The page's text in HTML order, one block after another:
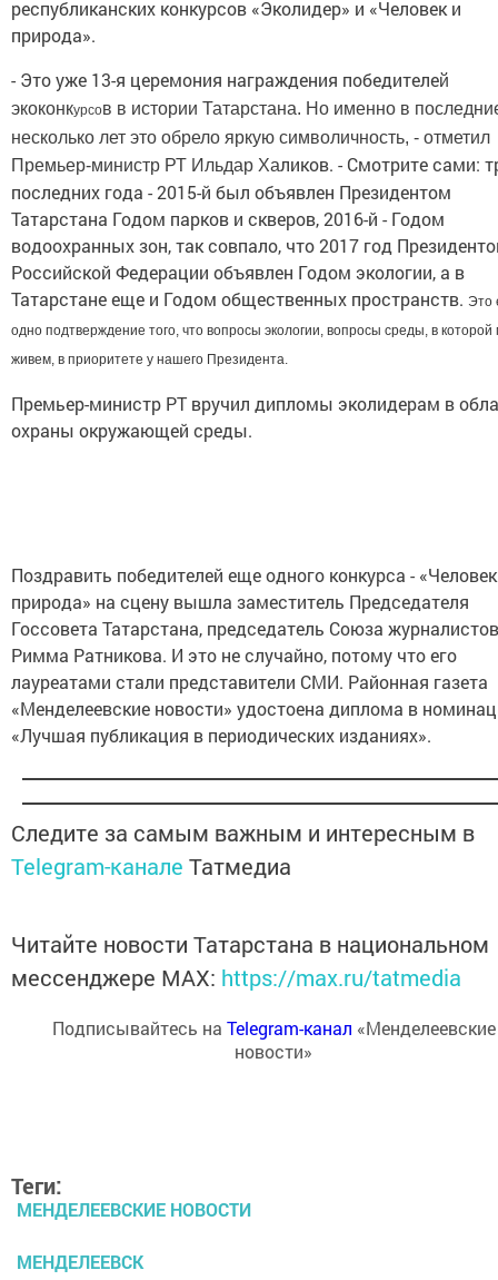
республиканских конкурсов «Эколидер» и «Человек и
природа».
- Это уже 13-я церемония награждения победителей
экоконкурсов в истории Татарстана. Но именно в
несколько лет это обрело яркую символичность, - отметил
Премьер-министр РТ Ильдар Халиков. - Смотрите сами:
последних года - 2015-й был объявлен Президентом
Татарстана Годом парков и скверов, 2016-й - Годом
водоохранных зон, так совпало, что 2017 год
Российской Федерации объявлен Годом экологии, а в
Татарстане еще и Годом общественных пространств. Это
одно подтверждение того, что вопросы экологии, вопросы среды, в
живем, в приоритете у нашего Президента.
Премьер-министр РТ вручил дипломы эколидерам в
охраны окружающей среды.
Поздравить победителей еще одного конкурса -
природа» на сцену вышла заместитель Председателя
Госсовета Татарстана, председатель Союза
Римма Ратникова. И это не случайно, потому что его
лауреатами стали представители СМИ. Районная газета
«Менделеевские новости» удостоена диплома в
«Лучшая публикация в периодических изданиях».
Следите за самым важным и интересным в
Telegram-канале Татмедиа
Читайте новости Татарстана в национальном
мессенджере MАХ: https://max.ru/tatmedia
Подписывайтесь на Telegram-канал «Менделеевские
новости»
Теги:
МЕНДЕЛЕЕВСКИЕ НОВОСТИ
МЕНДЕЛЕЕВСК